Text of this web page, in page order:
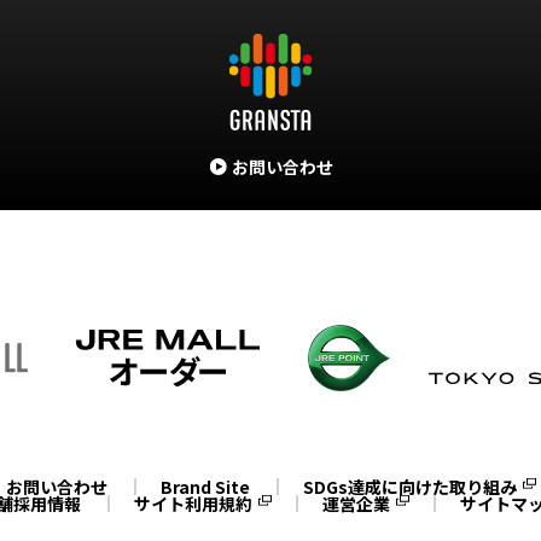
お問い合わせ
お問い合わせ Brand Site SDGs達成に向けた取り組み
採用情報 サイト利用規約 運営企業 サイトマ